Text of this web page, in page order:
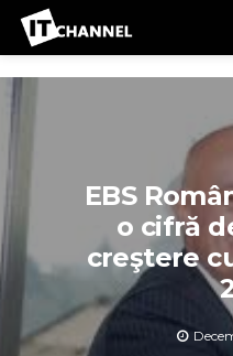
EBS
o cifră
creştere